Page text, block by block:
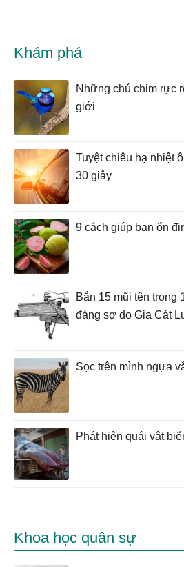
Khám phá
Những chú chim rực
giới
Tuyệt chiêu hạ nhiệt
30 giây
9 cách giúp bạn ổn
Bắn 15 mũi tên trong
đáng sợ do Gia Cát
Sọc trên mình ngựa
Phát hiện quái vật
Khoa học quân sự